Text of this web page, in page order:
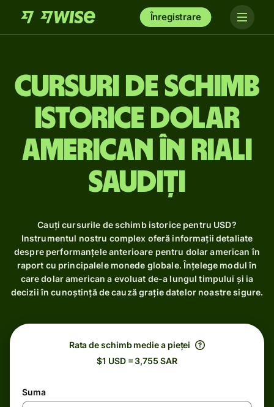
Înregistrare
Cursuri de schimb
istorice dolar
american în riali
saudiți
Cauți cursurile de schimb istorice pentru USD?
Instrumentul nostru complex oferă informații detaliate
despre performanțele anterioare pentru dolar american în
raport cu principalele monede globale. Înțelege modul în
care dolar american a evoluat de-a lungul timpului și ia
decizii în cunoștință de cauză grație datelor noastre sigure.
Rata de schimb medie a pieței
$1 USD = 3,755 SAR
Suma